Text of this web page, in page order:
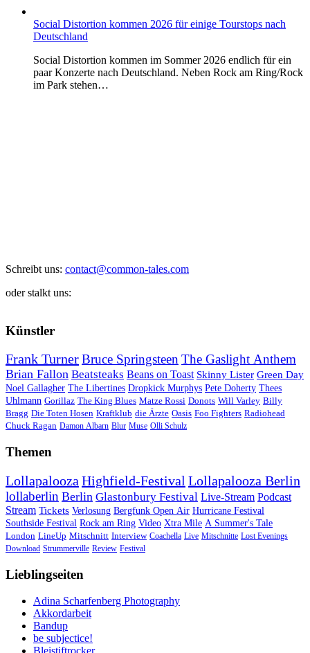
Social Distortion kommen 2026 für einige Tourstops nach
Deutschland
Social Distortion kommen im Sommer 2026 endlich für ein
paar Konzerte nach Deutschland. Neben Rock am Ring/Rock
im Park stehen…
Schreibt uns: contact@common-tales.com
oder stalkt uns:
Künstler
Frank TurnerBruce SpringsteenThe Gaslight Anthem
Brian Fallon Beatsteaks Beans on Toast Skinny Lister Green Day
Noel Gallagher The Libertines Dropkick Murphys Pete Doherty Thees
Uhlmann Gorillaz The King Blues Matze Rossi Donots Will Varley Billy
Bragg Die Toten Hosen Kraftklub die Ärzte Oasis Foo Fighters Radiohead
Chuck Ragan Damon Albarn Blur Muse Olli Schulz
Themen
Lollapalooza Highfield-Festival Lollapalooza Berlin
lollaberlin Berlin Glastonbury Festival Live-Stream Podcast
Stream Tickets Verlosung Bergfunk Open Air Hurricane Festival
Southside Festival Rock am Ring Video Xtra Mile A Summer's Tale
London LineUp Mitschnitt Interview Coachella Live Mitschnitte Lost Evenings
Download Strummerville Review Festival
Lieblingseiten
Adina Scharfenberg Photography
Akkordarbeit
Bandup
be subjectice!